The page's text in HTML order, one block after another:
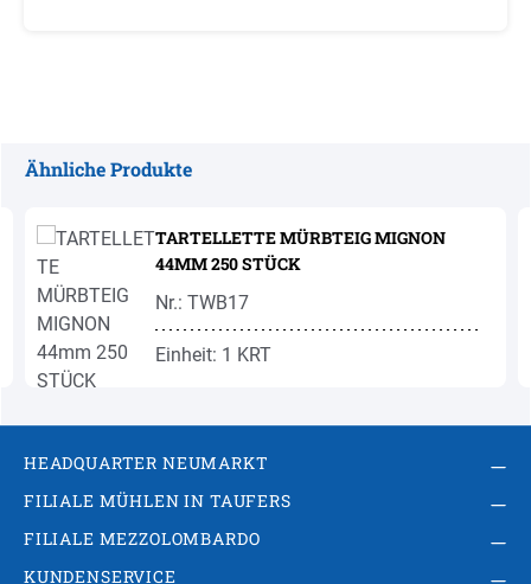
Ähnliche Produkte
TARTELLETTE MÜRBTEIG MIGNON
44MM 250 STÜCK
Nr.: TWB17
Einheit: 1 KRT
HEADQUARTER NEUMARKT
FILIALE MÜHLEN IN TAUFERS
FILIALE MEZZOLOMBARDO
KUNDENSERVICE